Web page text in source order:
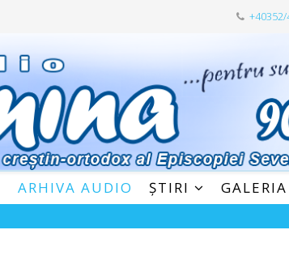
ARHIVA AUDIO ȘTIRI